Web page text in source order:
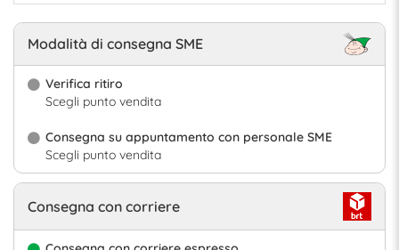
Modalità di consegna SME
Verifica ritiro
Scegli punto vendita
Consegna su appuntamento con personale SME
Scegli punto vendita
Consegna con corriere